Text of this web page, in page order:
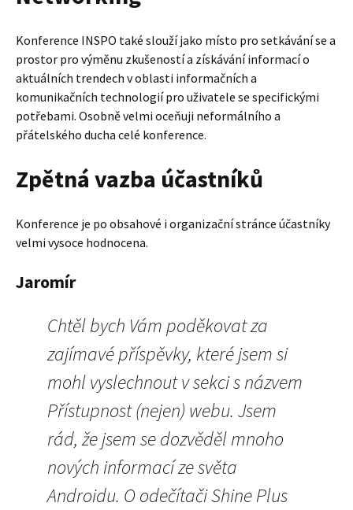
Konference INSPO také slouží jako místo pro setkávání se a
prostor pro výměnu zkušeností a získávání informací o
aktuálních trendech v oblasti informačních a
komunikačních technologií pro uživatele se specifickými
potřebami. Osobně velmi oceňuji neformálního a
přátelského ducha celé konference.
Zpětná vazba účastníků
Konference je po obsahové i organizační stránce účastníky
velmi vysoce hodnocena.
Jaromír
Chtěl bych Vám poděkovat za
zajímavé příspěvky, které jsem si
mohl vyslechnout v sekci s názvem
Přístupnost (nejen) webu. Jsem
rád, že jsem se dozvěděl mnoho
nových informací ze světa
Androidu. O odečítači Shine Plus